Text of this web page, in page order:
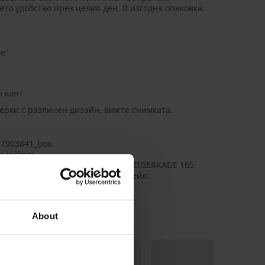
About
удобство през целия ден. В изгодна опаковка.
кант
с различен дизайн, вижте снимката.
Hilfiger
Hilfiger Europe B.V., aдрес: DANZIGERKADE 165,
AMSTERDAM, Netherlands, Имейл: